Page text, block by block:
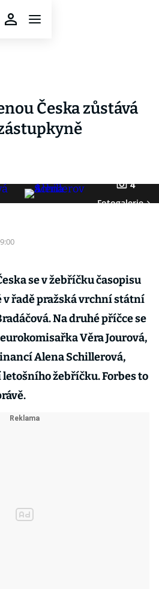
Česka zůstává
4
Fotogalerie
se v žebříčku časopisu
v řadě pražská vrchní státní
Na druhé příčce se
Věra Jourová,
Alena Schillerová,
žebříčku. Forbes to